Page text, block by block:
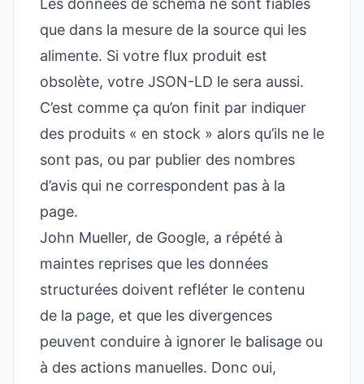
Les données de schéma ne sont fiables
que dans la mesure de la source qui les
alimente. Si votre flux produit est
obsolète, votre JSON-LD le sera aussi.
C’est comme ça qu’on finit par indiquer
des produits « en stock » alors qu’ils ne le
sont pas, ou par publier des nombres
d’avis qui ne correspondent pas à la
page.
John Mueller, de Google, a répété à
maintes reprises que les données
structurées doivent refléter le contenu
de la page, et que les divergences
peuvent conduire à ignorer le balisage ou
à des actions manuelles. Donc oui,